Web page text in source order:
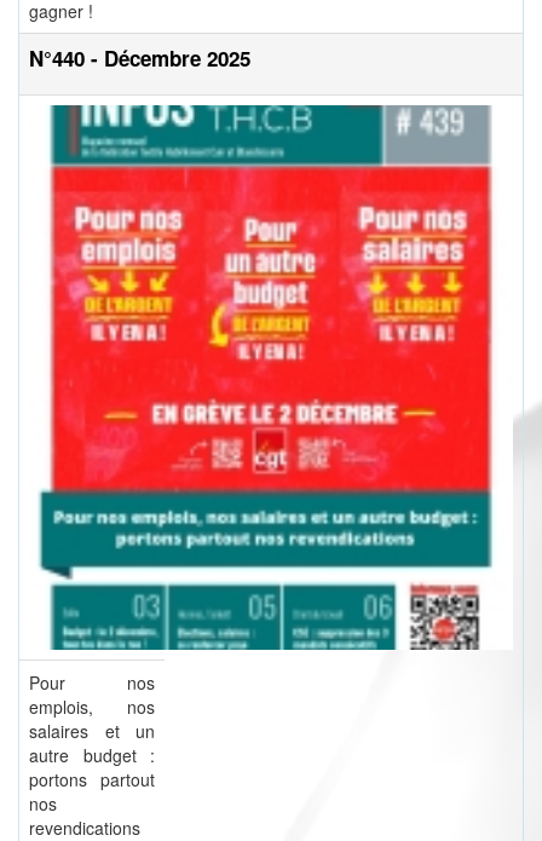
gagner !
N°440 - Décembre 2025
Pour nos
emplois, nos
salaires et un
autre budget :
portons partout
nos
revendications